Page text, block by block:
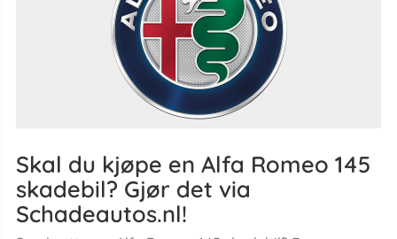
Skal du kjøpe en Alfa Romeo 145
skadebil? Gjør det via
Schadeautos.nl!